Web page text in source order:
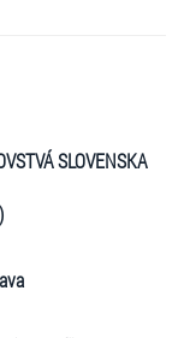
SLOVENSKA